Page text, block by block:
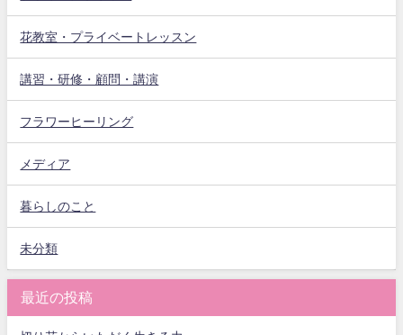
花教室・プライベートレッスン
講習・研修・顧問・講演
フラワーヒーリング
メディア
暮らしのこと
未分類
最近の投稿